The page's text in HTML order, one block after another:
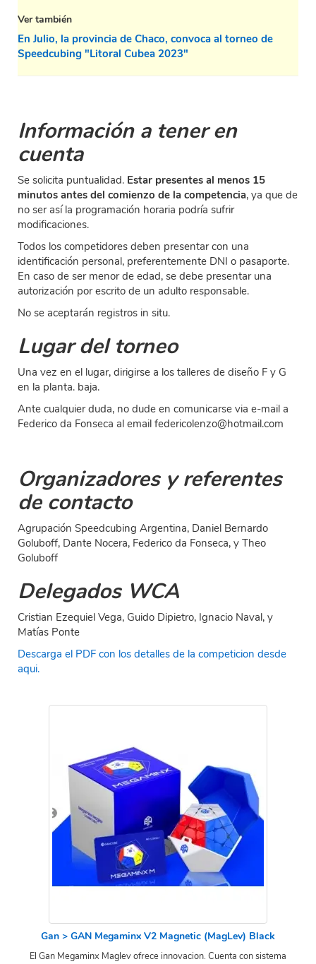
Ver también
En Julio, la provincia de Chaco, convoca al torneo de
Speedcubing "Litoral Cubea 2023"
Información a tener en
cuenta
Se solicita puntualidad. Estar presentes al menos 15
minutos antes del comienzo de la competencia, ya que de
no ser así la programación horaria podría sufrir
modificaciones.
Todos los competidores deben presentar con una
identificación personal, preferentemente DNI o pasaporte.
En caso de ser menor de edad, se debe presentar una
autorización por escrito de un adulto responsable.
No se aceptarán registros in situ.
Lugar del torneo
Una vez en el lugar, dirigirse a los talleres de diseño F y G
en la planta. baja.
Ante cualquier duda, no dude en comunicarse via e-mail a
Federico da Fonseca al email federicolenzo@hotmail.com
Organizadores y referentes
de contacto
Agrupación Speedcubing Argentina, Daniel Bernardo
Goluboff, Dante Nocera, Federico da Fonseca, y Theo
Goluboff
Delegados WCA
Cristian Ezequiel Vega, Guido Dipietro, Ignacio Naval, y
Matías Ponte
Descarga el PDF con los detalles de la competicion desde
aqui.
Gan > GAN Megaminx V2 Magnetic (MagLev) Black
El Gan Megaminx Maglev ofrece innovacion. Cuenta con sistema